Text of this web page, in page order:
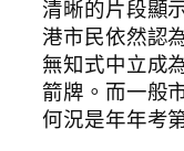
清晰的片段顯
港市民依然認
無知式中立成
箭牌。而一般
何況是年年考